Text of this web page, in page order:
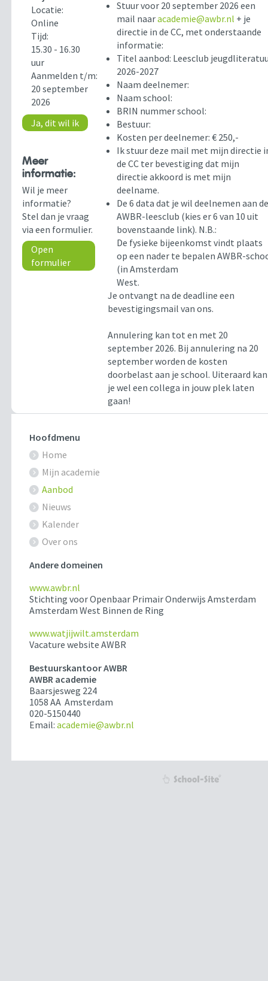
Locatie:
Online
Tijd:
15.30 - 16.30
uur
Aanmelden t/m:
20 september
2026
Ja, dit wil ik
Meer
informatie:
Wil je meer
informatie?
Stel dan je vraag
via een formulier.
Open
formulier
Stuur voor 20 september 2026 een
mail naaracademie@awbr.nl + je
directie in de CC, met onderstaande
informatie:
Titel aanbod: Leesclub
2026-2027
Naam deelnemer:
Naam school:
BRIN nummer school:
Bestuur:
Kosten per deelnemer: € 250,-
Ik stuur deze mail met mijn directie
de CC ter bevestiging dat mijn
directie akkoord is met mijn
deelname.
De 6 data dat je wil deelnemen aan
AWBR-leesclub (kies er 6 van 10 uit
bovenstaande link). N.B.:
De fysieke bijeenkomst vindt plaats
op een nader te bepalen AWBR-
(in Amsterdam
West.
Je ontvangt na de deadline een
bevestigingsmail van ons.
Annulering kan tot en met 20
september 2026. Bij annulering na 20
september worden de kosten
doorbelast aan je school. Uiteraard kan
je wel een collega in jouw plek laten
gaan!
Hoofdmenu
Home
Mijn academie
Aanbod
Nieuws
Kalender
Over ons
Andere domeinen
www.awbr.nl
Stichting voor Openbaar Primair Onderwijs Amsterdam
Amsterdam West Binnen de Ring
www.watjijwilt.amsterdam
Vacature website AWBR
Bestuurskantoor AWBR
AWBR academie
Baarsjesweg 224
1058 AA Amsterdam
020-5150440
Email:academie@awbr.nl